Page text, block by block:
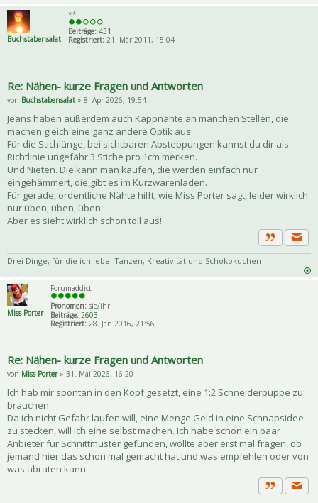
Buchstabensalat
**
Beiträge: 431
Registriert: 21. Mär 2011, 15:04
Re: Nähen- kurze Fragen und Antworten
von Buchstabensalat » 8. Apr 2026, 19:54
Jeans haben außerdem auch Kappnähte an manchen Stellen, die
machen gleich eine ganz andere Optik aus.
Für die Stichlänge, bei sichtbaren Absteppungen kannst du dir als
Richtlinie ungefähr 3 Stiche pro 1cm merken.
Und Nieten. Die kann man kaufen, die werden einfach nur
eingehämmert, die gibt es im Kurzwarenladen.
Für gerade, ordentliche Nähte hilft, wie Miss Porter sagt, leider wirklich
nur üben, üben, üben.
Aber es sieht wirklich schon toll aus!
Zitat
Drei Dinge, für die ich lebe: Tanzen, Kreativität und Schokokuchen
Miss Porter
Forumaddict
Pronomen: sie/ihr
Beiträge: 2603
Registriert: 28. Jan 2016, 21:56
Re: Nähen- kurze Fragen und Antworten
von Miss Porter» 31. Mai 2026, 16:20
Ich hab mir spontan in den Kopf gesetzt, eine 1:2 Schneiderpuppe zu
brauchen.
Da ich nicht Gefahr laufen will, eine Menge Geld in eine Schnapsidee
zu stecken, will ich eine selbst machen. Ich habe schon ein paar
Anbieter für Schnittmuster gefunden, wollte aber erst mal fragen, ob
jemand hier das schon mal gemacht hat und was empfehlen oder von
was abraten kann.
Zitat